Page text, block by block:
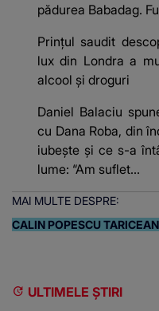
pădurea Babadag.
Prințul saudit
lux din Londra a
alcool și droguri
Daniel Balaciu
cu Dana Roba, din
iubește și ce s-a
lume: “Am suflet...
MAI MULTE DESPRE:
CALIN POPESCU
ULTIMELE ȘTIRI